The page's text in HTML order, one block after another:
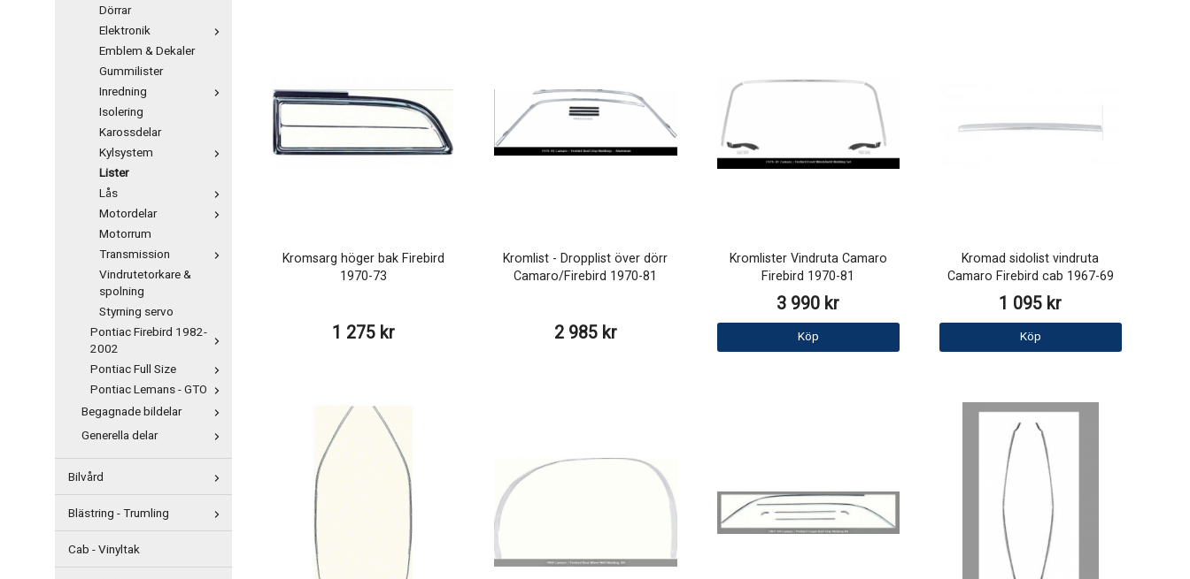
Dörrar
Elektronik
Emblem & Dekaler
Gummilister
Inredning
Isolering
Karossdelar
Kylsystem
Lister
Lås
Motordelar
Motorrum
Transmission
Vindrutetorkare &
spolning
Styrning servo
Pontiac Firebird 1982-
2002
Pontiac Full Size
Pontiac Lemans - GTO
Begagnade bildelar
Generella delar
Bilvård
Blästring - Trumling
Cab - Vinyltak
Kromsarg höger bak Firebird
1970-73
1 275 kr
Kromlist - Dropplist över dörr
Camaro/Firebird 1970-81
2 985 kr
Kromlister Vindruta Camaro
Firebird 1970-81
3 990 kr
Köp
Kromad sidolist vindruta
Camaro Firebird cab 1967-69
1 095 kr
Köp